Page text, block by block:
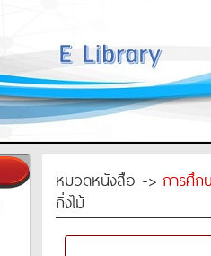
หมวดหนังสือ -> การศึก
กิ่งไม้